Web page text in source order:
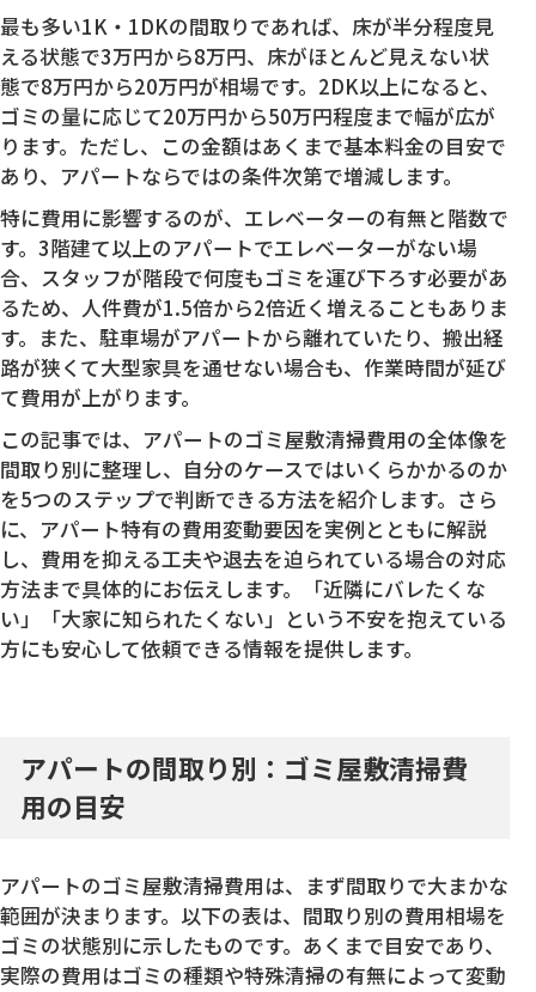
最も多い1K・1DKの間取りであれば、床が半分程度見
える状態で3万円から8万円、床がほとんど見えない状
態で8万円から20万円が相場です。2DK以上になると、
ゴミの量に応じて20万円から50万円程度まで幅が広が
ります。ただし、この金額はあくまで基本料金の目安で
あり、アパートならではの条件次第で増減します。
特に費用に影響するのが、エレベーターの有無と階数で
す。3階建て以上のアパートでエレベーターがない場
合、スタッフが階段で何度もゴミを運び下ろす必要があ
るため、人件費が1.5倍から2倍近く増えることもありま
す。また、駐車場がアパートから離れていたり、搬出経
路が狭くて大型家具を通せない場合も、作業時間が延び
て費用が上がります。
この記事では、アパートのゴミ屋敷清掃費用の全体像を
間取り別に整理し、自分のケースではいくらかかるのか
を5つのステップで判断できる方法を紹介します。さら
に、アパート特有の費用変動要因を実例とともに解説
し、費用を抑える工夫や退去を迫られている場合の対応
方法まで具体的にお伝えします。「近隣にバレたくな
い」「大家に知られたくない」という不安を抱えている
方にも安心して依頼できる情報を提供します。
アパートの間取り別：ゴミ屋敷清掃費
用の目安
アパートのゴミ屋敷清掃費用は、まず間取りで大まかな
範囲が決まります。以下の表は、間取り別の費用相場を
ゴミの状態別に示したものです。あくまで目安であり、
実際の費用はゴミの種類や特殊清掃の有無によって変動